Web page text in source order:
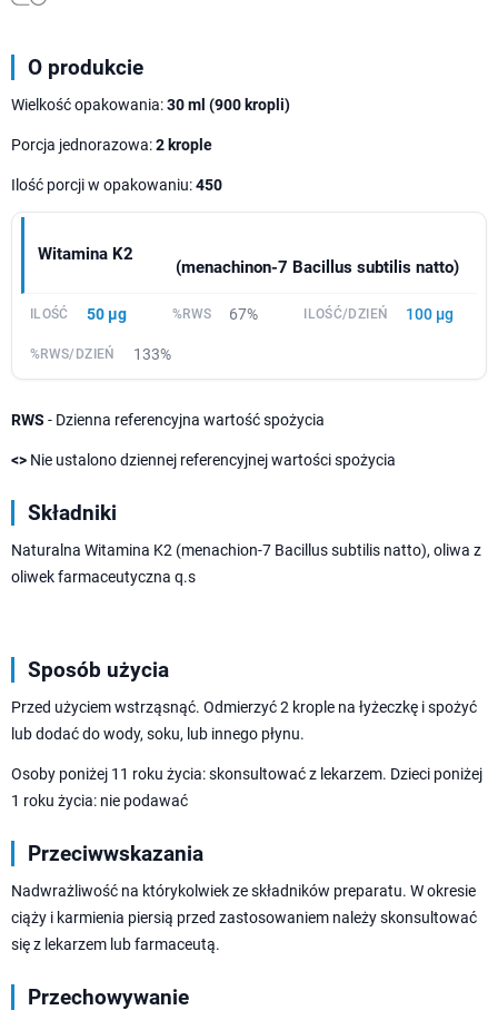
O produkcie
Wielkość opakowania:30 ml (900 kropli)
Porcja jednorazowa:2 krople
Ilość porcji w opakowaniu:450
Witamina K2
(menachinon-7 Bacillus subtilis natto)
50 µg 67% 100 µg
133%
RWS - Dzienna referencyjna wartość spożycia
<> Nie ustalono dziennej referencyjnej wartości spożycia
Składniki
Naturalna Witamina K2 (menachion-7 Bacillus subtilis natto), oliwa z
oliwek farmaceutyczna q.s
Sposób użycia
Przed użyciem wstrząsnąć. Odmierzyć 2 krople na łyżeczkę i spożyć
lub dodać do wody, soku, lub innego płynu.
Osoby poniżej 11 roku życia: skonsultować z lekarzem. Dzieci poniżej
1 roku życia: nie podawać
Przeciwwskazania
Nadwrażliwość na którykolwiek ze składników preparatu. W okresie
ciąży i karmienia piersią przed zastosowaniem należy skonsultować
się z lekarzem lub farmaceutą.
Przechowywanie